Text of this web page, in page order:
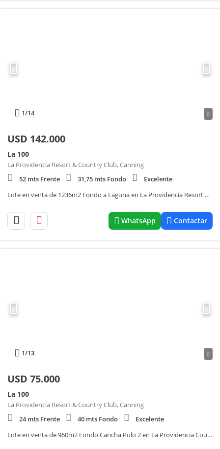
1/14 0
USD 142.000
La 100
La Providencia Resort & Country Club, Canning
52 mts Frente
31,75 mts Fondo
Excelente
Lote en venta de 1236m2 Fondo a Laguna en La Providencia Resort & Country Club
WhatsApp Contactar
1/13 0
USD 75.000
La 100
La Providencia Resort & Country Club, Canning
24 mts Frente
40 mts Fondo
Excelente
Lote en venta de 960m2 Fondo Cancha Polo 2 en La Providencia Country Club